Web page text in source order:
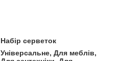
Набір серветок
Універсальне, Для меблів,